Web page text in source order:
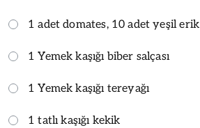
1 adet domates, 10 adet yeşil erik
1 Yemek kaşığı biber salçası
1 Yemek kaşığı tereyağı
1 tatlı kaşığı kekik